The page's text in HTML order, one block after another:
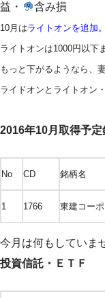
益・
含み損
10月はライトオンを追加。
ライトオンは1000円以下
もっと下がるようなら、
ライドオンとライトオン
2016年10月取得予定
No CD 銘柄名
1 1766 東建コー
今月は何もしていま
投資信託・ＥＴＦ